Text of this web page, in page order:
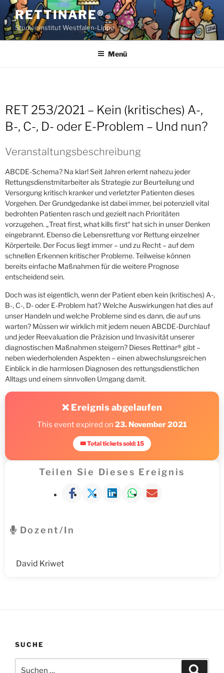
Zum
Inhalt
springen
RETTINARE®
Studieninstitut Westfalen-Lippe
Menü
RET 253/2021 – Kein (kritisches) A-,
B-, C-, D- oder E-Problem – Und nun?
Veranstaltungsbeschreibung
ABCDE-Schema? Na klar! Seit Jahren erlernt nahezu jeder
Rettungsdienstmitarbeiter als Strategie zur Beurteilung und
Versorgung kritisch kranker und verletzter Patienten dieses
Vorgehen. Der Grundgedanke ist dabei immer, bei potenziell vital
bedrohten Patienten rasch und gezielt nach Prioritäten
vorzugehen. „Treat first, what kills first“ hat sich in unser Denken
eingebrannt. Ebenso die Lebensrettung vor Rettung einzelner
Körperteile. Der Focus liegt immer – und zu Recht – auf dem
schnellen Erkennen kritischer Probleme. Teilweise können
bereits einfache Maßnahmen für die weitere Prognose
entscheidend sein.
Doch was ist eigentlich, wenn der Patient eben kein (kritisches) A-,
B-, C-, D- oder E-Problem hat? Welche Auswirkungen hat dies auf
unser Handeln und welche Probleme sind es dann, die auf uns
warten? Müssen wir wirklich mit jedem neuen ABCDE-Durchlauf
und jeder Reevaluation die Präzision und Invasivität unserer
diagnostischen Maßnahmen steigern? Dieses Rettinar® gibt –
neben wiederholenden Aspekten – einen abwechslungsreichen
Einblick in die harmlosen Diagnosen des rettungsdienstlichen
Alltags und einem sinnvollen Umgang damit.
❌ Ereignis abgelaufen
This event expired on 23. November 2021
🎟 Total tickets sold: 15
Teilen Sie Dieses Ereignis
Dozent/in
David Kriwet
SUCHE